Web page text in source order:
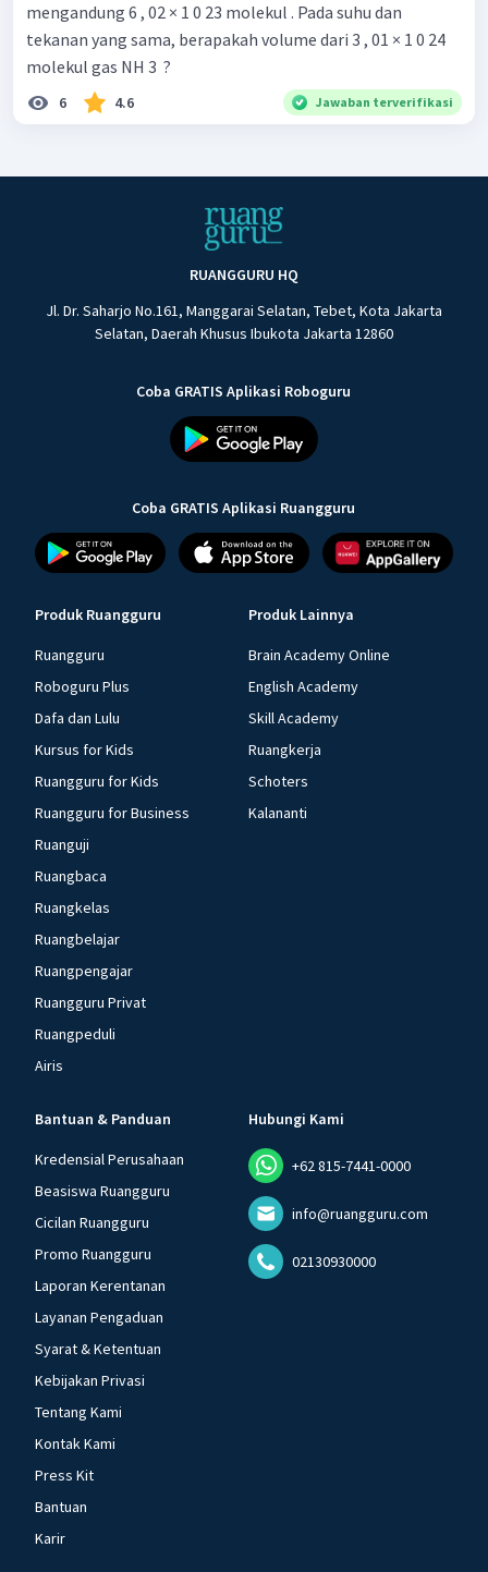
mengandung 6 , 02 × 1 0 23 molekul . Pada suhu dan
tekanan yang sama, berapakah volume dari 3 , 01 × 1 0 24
molekul gas NH 3 ​ ?
6 4.6 Jawaban terverifikasi
RUANGGURU HQ
Jl. Dr. Saharjo No.161, Manggarai Selatan, Tebet, Kota Jakarta
Selatan, Daerah Khusus Ibukota Jakarta 12860
Coba GRATIS Aplikasi Roboguru
Coba GRATIS Aplikasi Ruangguru
Produk Ruangguru
Ruangguru
Roboguru Plus
Dafa dan Lulu
Kursus for Kids
Ruangguru for Kids
Ruangguru for Business
Ruanguji
Ruangbaca
Ruangkelas
Ruangbelajar
Ruangpengajar
Ruangguru Privat
Ruangpeduli
Airis
Produk Lainnya
Brain Academy Online
English Academy
Skill Academy
Ruangkerja
Schoters
Kalananti
Bantuan & Panduan
Kredensial Perusahaan
Beasiswa Ruangguru
Cicilan Ruangguru
Promo Ruangguru
Laporan Kerentanan
Layanan Pengaduan
Syarat & Ketentuan
Kebijakan Privasi
Tentang Kami
Kontak Kami
Press Kit
Bantuan
Karir
Hubungi Kami
+62 815-7441-0000
info@ruangguru.com
02130930000